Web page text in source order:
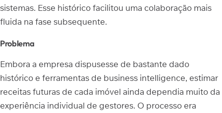
sistemas. Esse histórico facilitou uma colaboração mais
fluida na fase subsequente.
Problema
Embora a empresa dispusesse de bastante dado
histórico e ferramentas de business intelligence, estimar
receitas futuras de cada imóvel ainda dependia muito da
experiência individual de gestores. O processo era